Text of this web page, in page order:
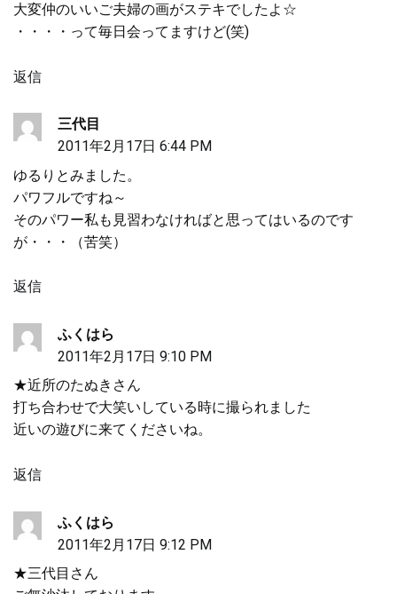
大変仲のいいご夫婦の画がステキでしたよ☆
・・・・って毎日会ってますけど(笑)
返信
三代目
2011年2月17日 6:44 PM
ゆるりとみました。
パワフルですね～
そのパワー私も見習わなければと思ってはいるのです
が・・・（苦笑）
返信
ふくはら
2011年2月17日 9:10 PM
★近所のたぬきさん
打ち合わせで大笑いしている時に撮られました
近いの遊びに来てくださいね。
返信
ふくはら
2011年2月17日 9:12 PM
★三代目さん